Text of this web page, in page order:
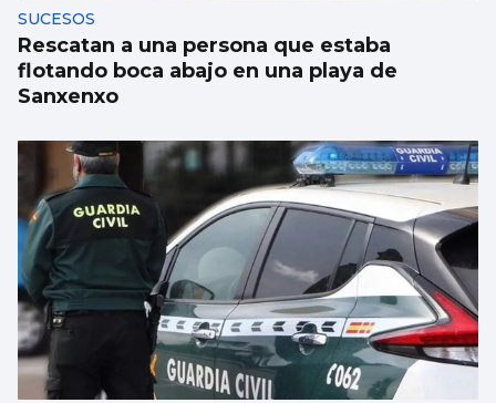
SUCESOS
Rescatan a una persona que estaba
flotando boca abajo en una playa de
Sanxenxo